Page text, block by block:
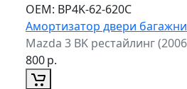
ОЕМ: BP4K-62-620C
Амортизатор двери
Mazda 3 BK рестайлинг
800р.